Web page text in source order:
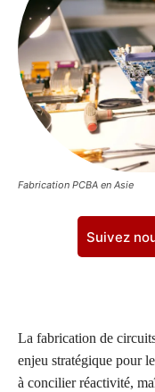
Fabrication PCBA en Asie
Suivez
La fabrication de
enjeu stratégique pour
à concilier réactivité,